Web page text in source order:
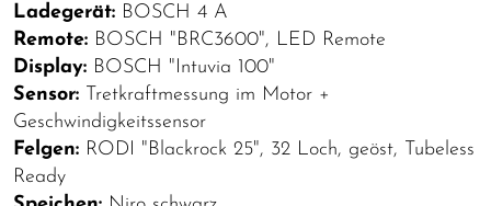
Ladegerät: BOSCH 4 A
Remote: BOSCH "BRC3600", LED Remote
Display: BOSCH "Intuvia 100"
Sensor: Tretkraftmessung im Motor +
Geschwindigkeitssensor
Felgen: RODI "Blackrock 25", 32 Loch, geöst, Tubeless
Ready